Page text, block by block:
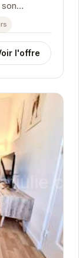
séjour...
l'offre